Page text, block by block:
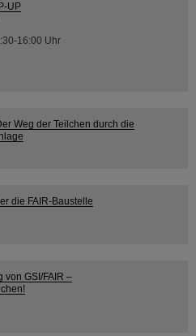
UP
16:00 Uhr
Weg der Teilchen durch die
die FAIR-Baustelle
von GSI/FAIR –